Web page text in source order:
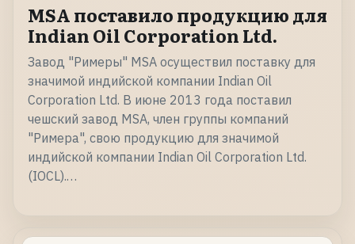
MSA поставилo продукцию для
Indian Oil Corporation Ltd.
Завод "Римеры" MSA осуществил поставку для
значимой индийской компании Indian Oil
Corporation Ltd. В июне 2013 года поставил
чешский завод MSA, член группы компаний
"Римера", свою продукцию для значимой
индийской компании Indian Oil Corporation Ltd.
(IOCL).…